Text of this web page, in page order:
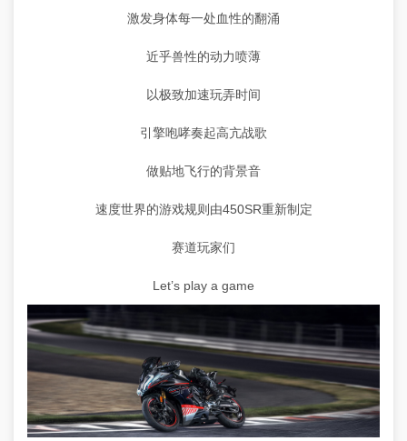
激发身体每一处血性的翻涌
近乎兽性的动力喷薄
以极致加速玩弄时间
引擎咆哮奏起高亢战歌
做贴地飞行的背景音
速度世界的游戏规则由450SR重新制定
赛道玩家们
Let’s play a game